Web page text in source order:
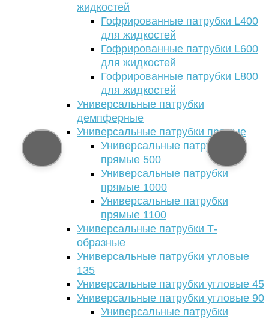
жидкостей
Гофрированные патрубки L400
для жидкостей
Гофрированные патрубки L600
для жидкостей
Гофрированные патрубки L800
для жидкостей
Универсальные патрубки
демпферные
Универсальные патрубки прямые
Универсальные патрубки
прямые 500
Универсальные патрубки
прямые 1000
Универсальные патрубки
прямые 1100
Универсальные патрубки Т-
образные
Универсальные патрубки угловые
135
Универсальные патрубки угловые 45
Универсальные патрубки угловые 90
Универсальные патрубки